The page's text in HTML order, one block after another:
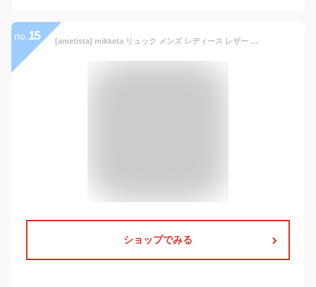
no. 15 [ametista] mikketa リュック メンズ レディース レザー A4 アンティーク 通勤 ブラウン 【全3色】
ショップでみる